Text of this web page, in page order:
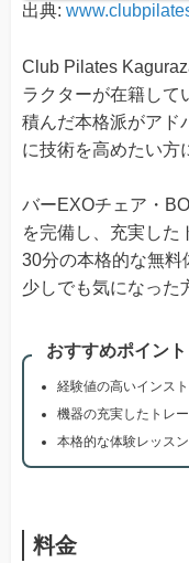
出典:
Club Pilates
ラクターが在籍して
積んだ本格派がアド
に技術を高めたい方
バーEXOチェア・
を完備し、充実した
30分の本格的な無料
少しでも気になった
おすすめポイント
経験値の高いインス
機器の充実したトレ
本格的な体験レッス
料金